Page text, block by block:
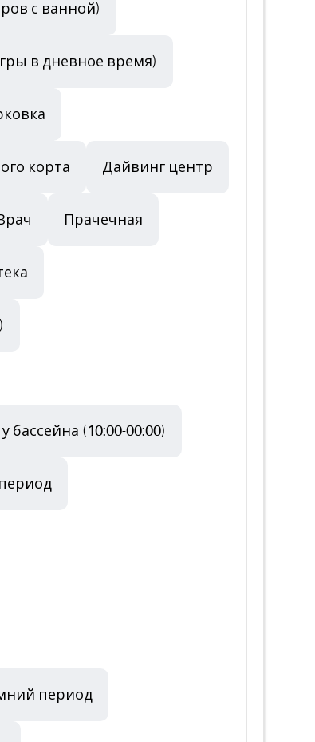
с ванной)
в дневное время)
корта Дайвинг центр
Прачечная
бассейна (10:00-00:00)
период